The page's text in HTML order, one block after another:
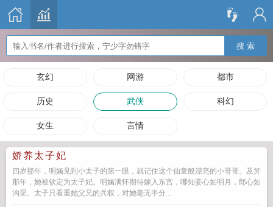
搜 索
玄幻 网游 都市
历史 武侠 科幻
女生 言情
娇养太子妃
四岁那年，明婳见到小太子的第一眼，就记住这个仙童般漂亮的小哥哥。及笄
那年，她被钦定为太子妃。明婳满怀期待嫁入东宫，哪知妾心如明月，郎心如
沟渠。太子只看重她父兄的兵权，对她毫无半分...